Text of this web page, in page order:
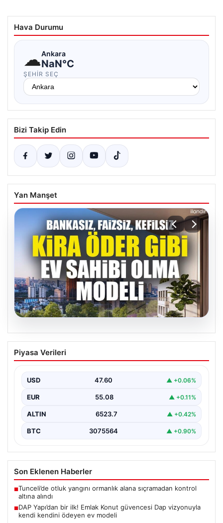
Hava Durumu
☁Ankara
NaN°C
ŞEHIR SEÇ
Bizi Takip Edin
Yan Manşet
04.08.2026
DAP Yapı’dan bir ilk! Emlak Konut
güvencesi Dap vizyonuyla kendi
Piyasa Verileri
USD 47.60 ▲ +0.06%
EUR 55.08 ▲ +0.11%
ALTIN 6523.7 ▲ +0.42%
BTC 3075564 ▲ +0.90%
Son Eklenen Haberler
■Tunceli’de otluk yangını ormanlık alana sıçramadan kontrol
altına alındı
■DAP Yapı’dan bir ilk! Emlak Konut güvencesi Dap vizyonuyla
kendi kendini ödeyen ev modeli